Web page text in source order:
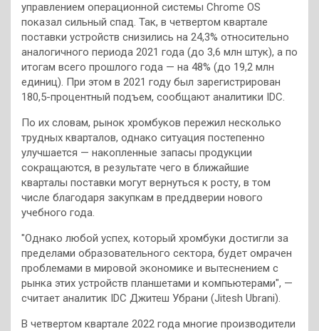
управлением операционной системы Chrome OS
показал сильный спад. Так, в четвертом квартале
поставки устройств снизились на 24,3% относительно
аналогичного периода 2021 года (до 3,6 млн штук), а по
итогам всего прошлого года — на 48% (до 19,2 млн
единиц). При этом в 2021 году был зарегистрирован
180,5-процентный подъем, сообщают аналитики IDC.
По их словам, рынок хромбуков пережил несколько
трудных кварталов, однако ситуация постепенно
улучшается — накопленные запасы продукции
сокращаются, в результате чего в ближайшие
кварталы поставки могут вернуться к росту, в том
числе благодаря закупкам в преддверии нового
учебного года.
"Однако любой успех, который хромбуки достигли за
пределами образовательного сектора, будет омрачен
проблемами в мировой экономике и вытеснением с
рынка этих устройств планшетами и компьютерами", —
считает аналитик IDC Джитеш Убрани (Jitesh Ubrani).
В четвертом квартале 2022 года многие производители